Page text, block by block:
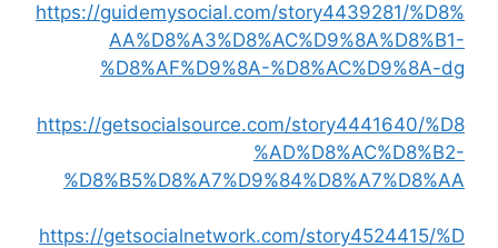
https://guidemysocial.com/story4439281/%D8%
AA%D8%A3%D8%AC%D9%8A%D8%B1-
%D8%AF%D9%8A-%D8%AC%D9%8A-dg
https://getsocialsource.com/story4441640/%D8
%AD%D8%AC%D8%B2-
%D8%B5%D8%A7%D9%84%D8%A7%D8%AA
https://getsocialnetwork.com/story4524415/%D